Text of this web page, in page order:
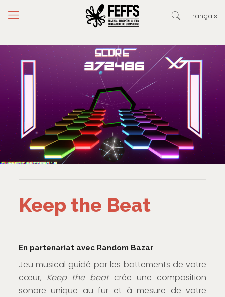
Français
Keep the Beat
En partenariat avec Random Bazar
Jeu musical guidé par les battements de votre
cœur, Keep the beatcrée une composition
sonore unique au fur et à mesure de votre